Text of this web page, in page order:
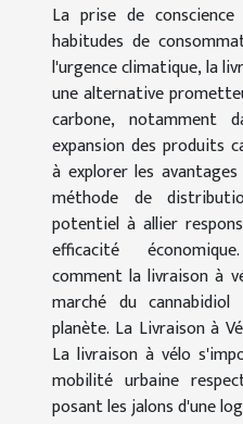
La prise de
habitudes de
l'urgence climatique, la
une alternative
carbone, notamment
expansion des produits
à explorer les
méthode de
potentiel à allier
efficacité
comment la livraison à
marché du
planète. La Livraison à
La livraison à vélo
mobilité urbaine
posant les jalons d'une